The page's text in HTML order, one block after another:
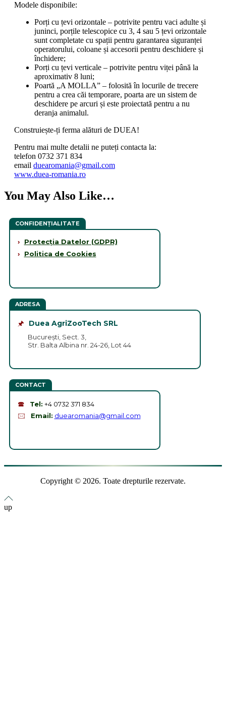
Modele disponibile:
Porți cu țevi orizontale – potrivite pentru vaci adulte și
juninci, porțile telescopice cu 3, 4 sau 5 țevi orizontale
sunt completate cu spații pentru garantarea siguranței
operatorului, coloane și accesorii pentru deschidere și
închidere;
Porți cu țevi verticale – potrivite pentru viței până la
aproximativ 8 luni;
Poartă „A MOLLA” – folosită în locurile de trecere
pentru a crea căi temporare, poarta are un sistem de
deschidere pe arcuri și este proiectată pentru a nu
deranja animalul.
Construiește-ți ferma alături de DUEA!
Pentru mai multe detalii ne puteți contacta la:
telefon 0732 371 834
email duearomania@gmail.com
www.duea-romania.ro
You May Also Like…
CONFIDENȚIALITATE
›
Protecția Datelor (GDPR)
›
Politica de Cookies
ADRESA
🖈 Duea AgriZooTech SRL
București, Sect. 3,
Str. Balta Albina nr. 24-26, Lot 44
CONTACT
🕿 Tel: +4 0732 371 834
🖂
Email: duearomania@gmail.com
Copyright © 2026. Toate drepturile rezervate.
up